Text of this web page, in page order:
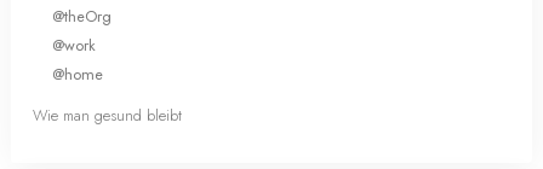
@theOrg
@work
@home
Wie man gesund bleibt